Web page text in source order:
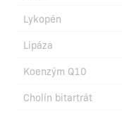
Lykopén
Lipáza
Koenzým Q10
Cholín bitartrát